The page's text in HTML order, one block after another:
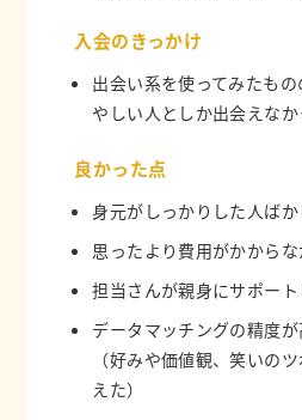
入会のきっかけ
出会い系を使ってみたも
やしい人としか出会えな
良かった点
身元がしっかりした人ば
思ったより費用がかから
担当さんが親身にサポー
データマッチングの精度
（好みや価値観、笑いの
えた）